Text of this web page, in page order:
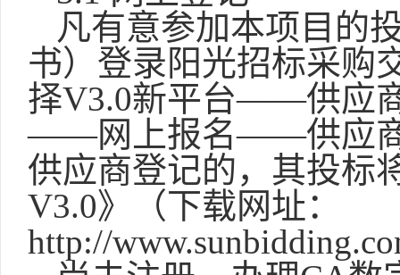
凡有意参加本项目的
书）登录阳光招标采购
择V3.0新平台——供应
——网上报名——供应商
供应商登记的，其投标
V3.0》（下载网址：
http://